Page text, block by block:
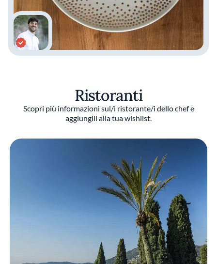
Ristoranti
Scopri più informazioni sul/i ristorante/i dello chef e
aggiungili alla tua wishlist.